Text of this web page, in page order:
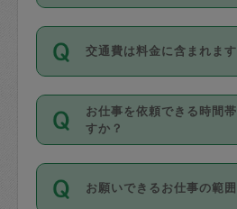
がっていく仕組みにな
Diners Club）のみとな
を行う際にご入力くださ
ル登録時にはご入力い
丈夫です。
デビットカード・プリペ
リカ、au WALLETなど
銀行振込や現金払いも対
依頼には「スポット」
隔週）」があり、「定期
ポット」よりお得な料
す。
定期の最低利用回数は設
りに、一定数を超えた
交通費は料金に含まれます
交通費は依頼料金とは
料金のご請求と合わせて
ます。交通費の金額は
お仕事を依頼できる時間
すか？
時間帯は3種類あります
たり３時間です。
お願いできるお仕事の範囲